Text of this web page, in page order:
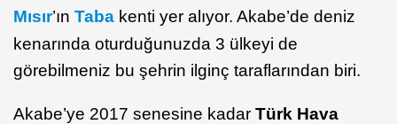
Mısır’ın Taba kenti yer alıyor. Akabe’de deniz
kenarında oturduğunuzda 3 ülkeyi de
görebilmeniz bu şehrin ilginç taraflarından biri.
Akabe’ye 2017 senesine kadar Türk Hava